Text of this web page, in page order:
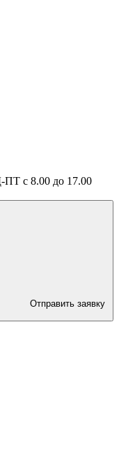
с 8.00 до 17.00
Отправить заявку